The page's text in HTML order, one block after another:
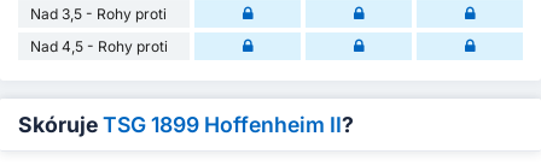
Nad 3,5 - Rohy proti
Nad 4,5 - Rohy proti
SkórujeTSG 1899 Hoffenheim II?